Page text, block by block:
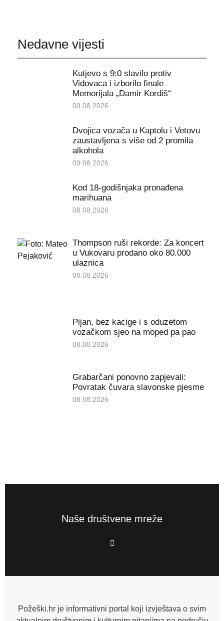
Nedavne vijesti
Kutjevo s 9:0 slavilo protiv
Vidovaca i izborilo finale
Memorijala „Damir Kordiš“
09.08.2026
Dvojica vozača u Kaptolu i Vetovu
zaustavljena s više od 2 promila
alkohola
09.08.2026
Kod 18-godišnjaka pronađena
marihuana
08.08.2026
Thompson ruši rekorde: Za koncert
u Vukovaru prodano oko 80.000
ulaznica
08.08.2026
Pijan, bez kacige i s oduzetom
vozačkom sjeo na moped pa pao
08.08.2026
Grabarčani ponovno zapjevali:
Povratak čuvara slavonske pjesme
08.08.2026
Naše društvene mreže
F
a
o
f
Požeški.hr je informativni portal koji izvještava o svim